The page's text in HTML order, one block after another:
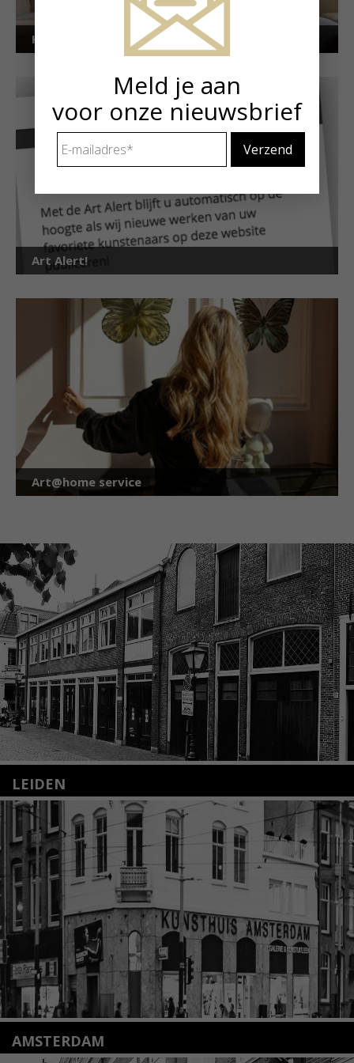
Kunstuitleen voor particulieren
Art Alert!
Art@home service
LEIDEN
Nieuwstraat 35
2312 KA Leiden
+31(0)71 – 52 84 480
info@kunsthuisleiden.nl
Lees meer
AMSTERDAM
Meld je aan
voor onze nieuwsbrief
mailadres *